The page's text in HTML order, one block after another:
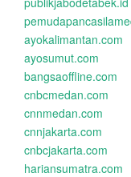
ayokalimantan.com
ayosumut.com
bangsaoffline.com
cnbcmedan.com
cnnmedan.com
cnnjakarta.com
cnbcjakarta.com
hariansumatra.com